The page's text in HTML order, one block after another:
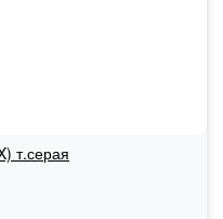
т.серая